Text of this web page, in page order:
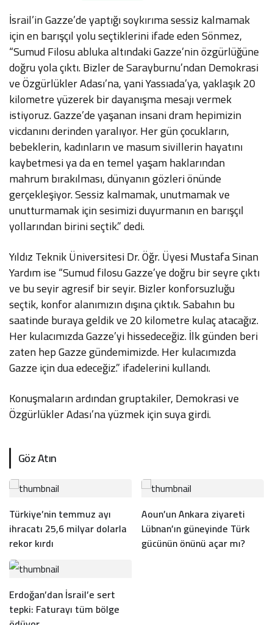
İsrail’in Gazze’de yaptığı soykırıma sessiz kalmamak
için en barışçıl yolu seçtiklerini ifade eden Sönmez,
“Sumud Filosu abluka altındaki Gazze’nin özgürlüğüne
doğru yola çıktı. Bizler de Sarayburnu’ndan Demokrasi
ve Özgürlükler Adası’na, yani Yassıada’ya, yaklaşık 20
kilometre yüzerek bir dayanışma mesajı vermek
istiyoruz. Gazze’de yaşanan insani dram hepimizin
vicdanını derinden yaralıyor. Her gün çocukların,
bebeklerin, kadınların ve masum sivillerin hayatını
kaybetmesi ya da en temel yaşam haklarından
mahrum bırakılması, dünyanın gözleri önünde
gerçekleşiyor. Sessiz kalmamak, unutmamak ve
unutturmamak için sesimizi duyurmanın en barışçıl
yollarından birini seçtik.” dedi.
Yıldız Teknik Üniversitesi Dr. Öğr. Üyesi Mustafa Sinan
Yardım ise “Sumud filosu Gazze’ye doğru bir seyre çıktı
ve bu seyir agresif bir seyir. Bizler konforsuzluğu
seçtik, konfor alanımızın dışına çıktık. Sabahın bu
saatinde buraya geldik ve 20 kilometre kulaç atacağız.
Her kulacımızda Gazze’yi hissedeceğiz. İlk günden beri
zaten hep Gazze gündemimizde. Her kulacımızda
Gazze için dua edeceğiz.” ifadelerini kullandı.
Konuşmaların ardından gruptakiler, Demokrasi ve
Özgürlükler Adası’na yüzmek için suya girdi.
Göz Atın
Türkiye’nin temmuz ayı
ihracatı 25,6 milyar dolarla
rekor kırdı
Aoun’un Ankara ziyareti
Lübnan’ın güneyinde Türk
gücünün önünü açar mı?
Erdoğan’dan İsrail’e sert
tepki: Faturayı tüm bölge